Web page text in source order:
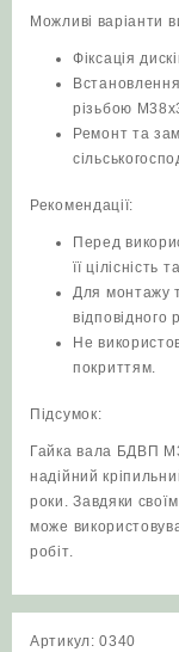
Можливі варіанти
Фіксація
різьбою
Ремонт та
Рекомендації:
Перед
її цілісність
Для монтажу
відповідного
Не
покриттям.
Підсумок:
Гайка вала БДВП
надійний
роки. Завдяки
може
робіт.
Артикул:0340